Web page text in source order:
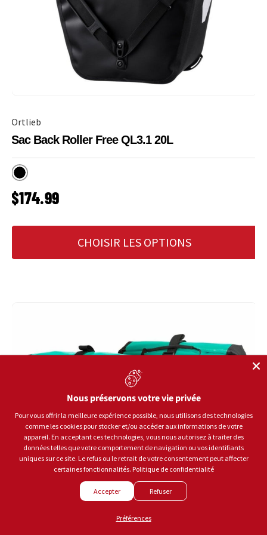
Ortlieb
Sac Back Roller Free QL3.1 20L
Noir
PRIX HABITUEL
$174.99
CHOISIR LES OPTIONS
Nous préservons votre vie privée
Pour vous offrir la meilleure expérience possible, nous utilisons des technologies
comme les cookies pour stocker et/ou accéder aux informations de votre
appareil. En acceptant ces technologies, vous nous autorisez à traiter des
données telles que votre comportement de navigation ou vos identifiants
uniques sur ce site. Le refus ou le retrait de votre consentement peut affecter
certaines fonctionnalités. Politique de confidentialité
Accepter Refuser
Préférences